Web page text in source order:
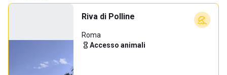
Riva di Polline
Roma
Accesso animali